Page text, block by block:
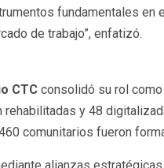
fundamentales en
de trabajo”, enfatizó.
CTCconsolidó su rol como
rehabilitadas y 48
comunitarios fueron